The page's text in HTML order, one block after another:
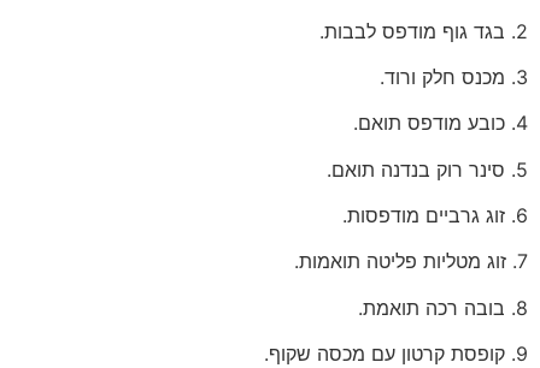
2. בגד גוף מודפס לבבות.
3. מכנס חלק ורוד.
4. כובע מודפס תואם.
5. סינר רוק בנדנה תואם.
6. זוג גרביים מודפסות.
7. זוג מטליות פליטה תואמות.
8. בובה רכה תואמת.
9. קופסת קרטון עם מכסה שקוף.